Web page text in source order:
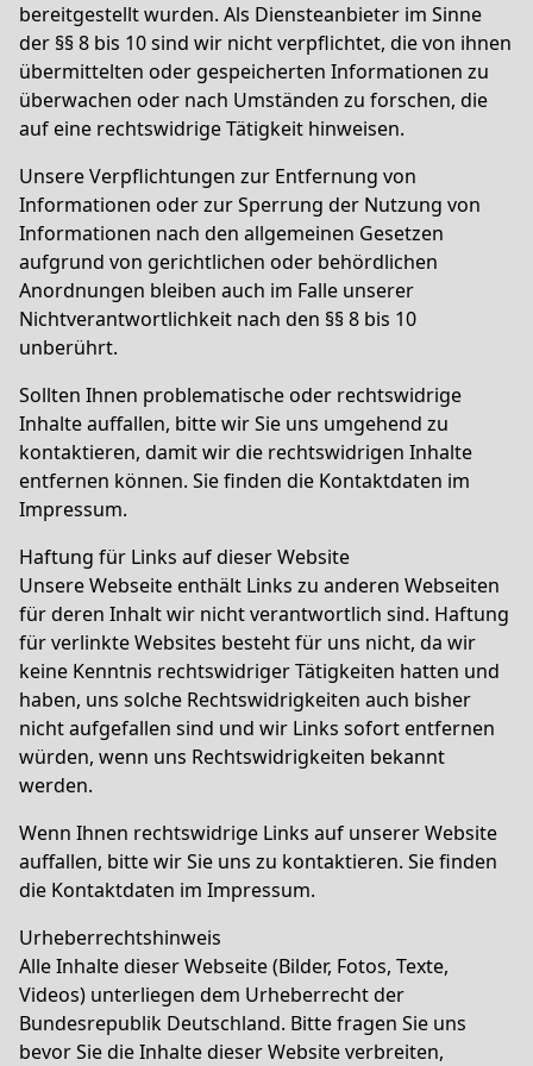
bereitgestellt wurden. Als Diensteanbieter im Sinne
der §§ 8 bis 10 sind wir nicht verpflichtet, die von ihnen
übermittelten oder gespeicherten Informationen zu
überwachen oder nach Umständen zu forschen, die
auf eine rechtswidrige Tätigkeit hinweisen.
Unsere Verpflichtungen zur Entfernung von
Informationen oder zur Sperrung der Nutzung von
Informationen nach den allgemeinen Gesetzen
aufgrund von gerichtlichen oder behördlichen
Anordnungen bleiben auch im Falle unserer
Nichtverantwortlichkeit nach den §§ 8 bis 10
unberührt.
Sollten Ihnen problematische oder rechtswidrige
Inhalte auffallen, bitte wir Sie uns umgehend zu
kontaktieren, damit wir die rechtswidrigen Inhalte
entfernen können. Sie finden die Kontaktdaten im
Impressum.
Haftung für Links auf dieser Website
Unsere Webseite enthält Links zu anderen Webseiten
für deren Inhalt wir nicht verantwortlich sind. Haftung
für verlinkte Websites besteht für uns nicht, da wir
keine Kenntnis rechtswidriger Tätigkeiten hatten und
haben, uns solche Rechtswidrigkeiten auch bisher
nicht aufgefallen sind und wir Links sofort entfernen
würden, wenn uns Rechtswidrigkeiten bekannt
werden.
Wenn Ihnen rechtswidrige Links auf unserer Website
auffallen, bitte wir Sie uns zu kontaktieren. Sie finden
die Kontaktdaten im Impressum.
Urheberrechtshinweis
Alle Inhalte dieser Webseite (Bilder, Fotos, Texte,
Videos) unterliegen dem Urheberrecht der
Bundesrepublik Deutschland. Bitte fragen Sie uns
bevor Sie die Inhalte dieser Website verbreiten,